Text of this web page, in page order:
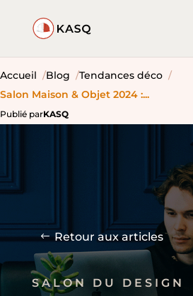
Accueil Blog
Tendances déco
Salon Maison & Objet 2024 :...
Publié parKASQ
Retour aux articles
SALON DU DESIGN